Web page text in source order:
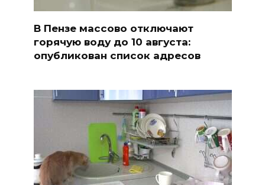
В Пензе массово отключают
горячую воду до 10 августа:
опубликован список адресов